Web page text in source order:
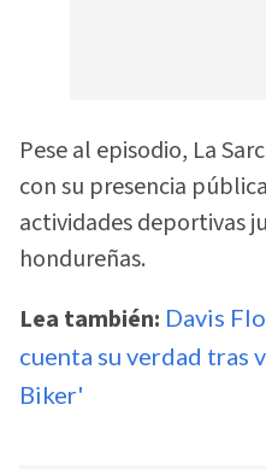
Pese al episodio, La
con su presencia
actividades deportivas
hondureñas.
Lea también: Davis
cuenta su verdad tras
Biker'